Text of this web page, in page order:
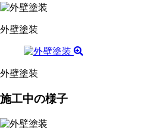
外壁塗装
外壁塗装
施工中の様子